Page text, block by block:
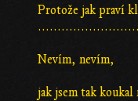
Protože jak praví
Nevím, nevím,
jak jsem tak